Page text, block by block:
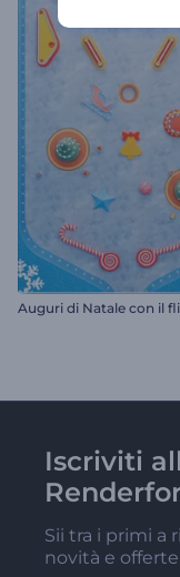
Iscriviti
Sii tra i primi a
novità e offerte